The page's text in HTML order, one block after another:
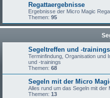
Regattaergebnisse
Ergebnisse der Micro Magic
Themen: 95
Segeltreffen und -trainings
Terminfindung, Organisation und
und -trainings
Themen: 68
Segeln mit der Micro
Alles rund um das Segeln mit der
Themen: 13